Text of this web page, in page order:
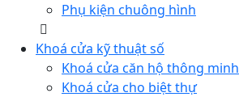
Phụ kiện chuông hình
Khoá cửa kỹ thuật số
Khoá cửa căn hộ thông minh
Khoá cửa cho biệt thự